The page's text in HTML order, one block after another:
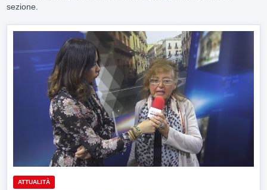
sezione.
ATTUALITÀ